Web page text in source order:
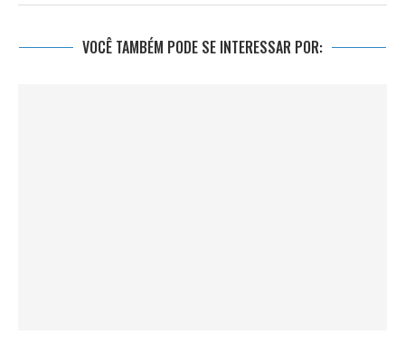
VOCÊ TAMBÉM PODE SE INTERESSAR POR: